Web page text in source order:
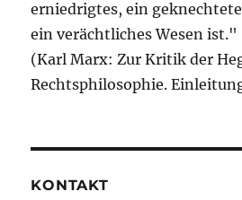
erniedrigtes, ein
ein verächtliches Wesen ist."
(Karl Marx: Zur Kritik der
Rechtsphilosophie.
KONTAKT